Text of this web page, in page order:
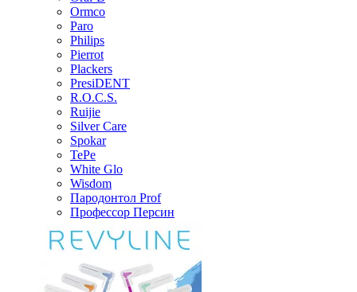
Ormco
Paro
Philips
Pierrot
Plackers
PresiDENT
R.O.C.S.
Ruijie
Silver Care
Spokar
TePe
White Glo
Wisdom
Пародонтол Prof
Профессор Персин